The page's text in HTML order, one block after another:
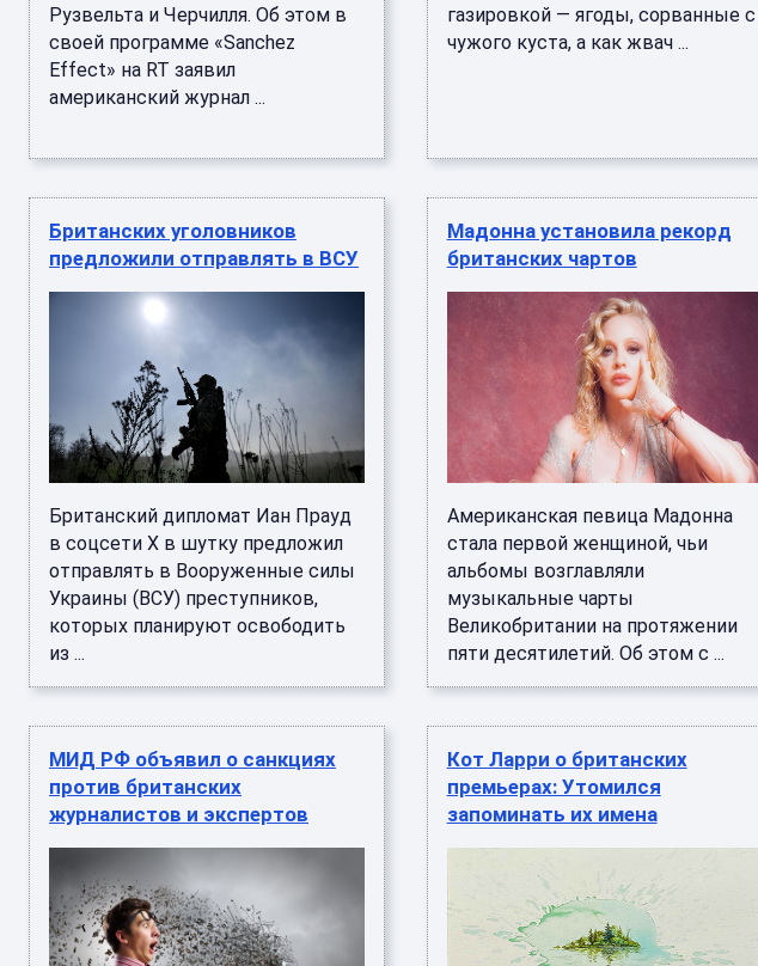
Рузвельта и Черчилля. Об этом в
своей программе «Sanchez
Effect» на RT заявил
американский журнал ...
газировкой — ягоды, сорванные с
чужого куста, а как жвач ...
Британских уголовников
предложили отправлять в ВСУ
Британский дипломат Иан Прауд
в соцсети Х в шутку предложил
отправлять в Вооруженные силы
Украины (ВСУ) преступников,
которых планируют освободить
из ...
Мадонна установила рекорд
британских чартов
Американская певица Мадонна
стала первой женщиной, чьи
альбомы возглавляли
музыкальные чарты
Великобритании на протяжении
пяти десятилетий. Об этом с ...
МИД РФ объявил о санкциях
против британских
журналистов и экспертов
Кот Ларри о британских
премьерах: Утомился
запоминать их имена